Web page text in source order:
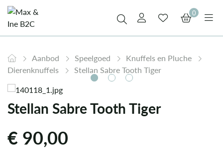
0
Aanbod Speelgoed
Knuffels en Pluche
Dierenknuffels
Stellan Sabre Tooth Tiger
Stellan Sabre Tooth Tiger
€90,00